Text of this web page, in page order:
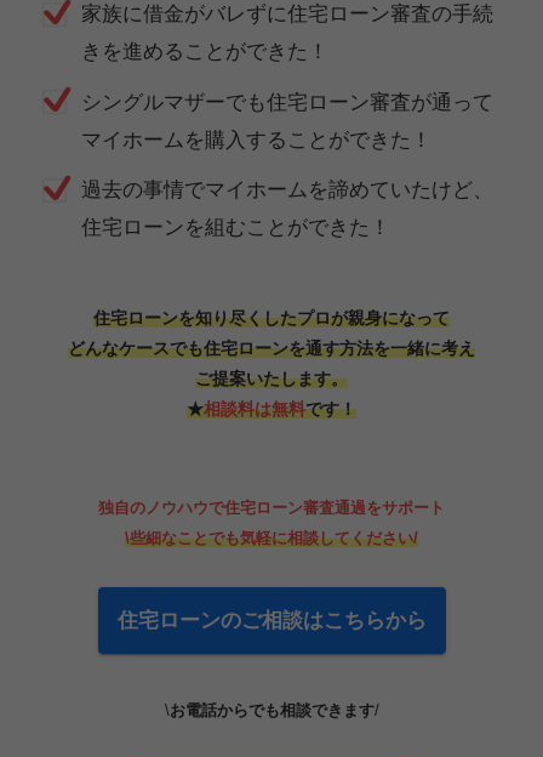
家族に借金がバレずに住宅ローン審査の手続
きを進めることができた！
シングルマザーでも住宅ローン審査が通って
マイホームを購入することができた！
過去の事情でマイホームを諦めていたけど、
住宅ローンを組むことができた！
住宅ローンを知り尽くしたプロが親身になって
どんなケースでも住宅ローンを通す方法を一緒に考え
ご提案いたします。
★相談料は無料です！
独自のノウハウで住宅ローン審査通過をサポート
\些細なことでも気軽に相談してください/
住宅ローンのご相談はこちらから
\お電話からでも相談できます/